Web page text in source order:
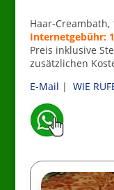
Haar-Creambath,
Internetgebühr:
Preis inklusive
zusätzlichen
E-Mail | WIE